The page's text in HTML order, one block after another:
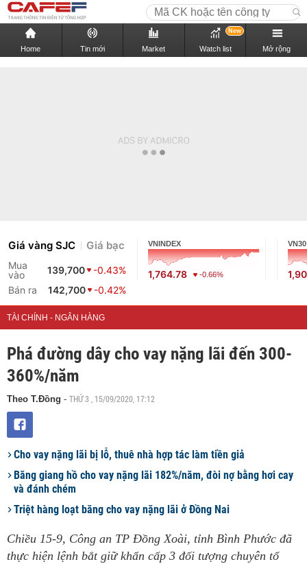
Home Tin mới Market Watch list
New
Mở rộng
Giá vàng SJC Giá bạc
Mua
vào
139,700
-0.43%
Bán ra
142,700 -0.42%
VNINDEX
1,764.78 -0.66%
VN30
TÀI CHÍNH - NGÂN HÀNG
Phá đường dây cho vay nặng lãi đến 300-
360%/năm
Theo T.Đồng - THỨ 3 , 15/09/2020, 17:12
Cho vay nặng lãi bị lỗ, thuê nhà hợp tác làm tiền giả
Băng giang hồ cho vay nặng lãi 182%/năm, đòi nợ bằng hơi cay
và đánh chém
Triệt hàng loạt băng cho vay nặng lãi ở Đồng Nai
Chiều 15-9, Công an TP Đồng Xoài, tỉnh Bình Phước đã
thực hiện lệnh bắt giữ khẩn cấp 3 đối tượng chuyên tổ